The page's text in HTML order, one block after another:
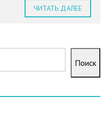
ЧИТАТЬ ДАЛЕЕ
Поиск